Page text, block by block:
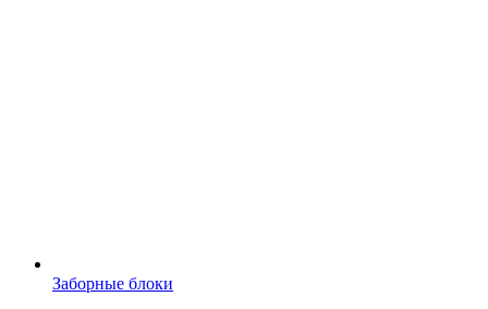
Заборные блоки